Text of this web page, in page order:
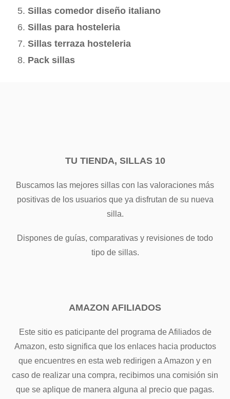
Sillas comedor diseño italiano
Sillas para hosteleria
Sillas terraza hosteleria
Pack sillas
TU TIENDA, SILLAS 10
Buscamos las mejores sillas con las valoraciones más
positivas de los usuarios que ya disfrutan de su nueva
silla.
Dispones de guías, comparativas y revisiones de todo
tipo de sillas.
AMAZON AFILIADOS
Este sitio es paticipante del programa de Afiliados de
Amazon, esto significa que los enlaces hacia productos
que encuentres en esta web redirigen a Amazon y en
caso de realizar una compra, recibimos una comisión sin
que se aplique de manera alguna al precio que pagas.